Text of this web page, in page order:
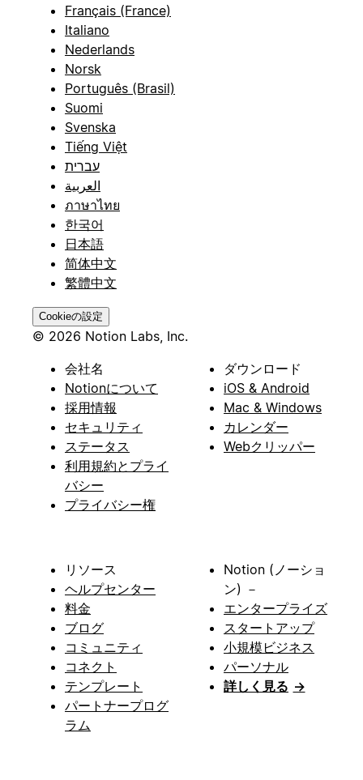
Français (France)
Italiano
Nederlands
Norsk
Português (Brasil)
Suomi
Svenska
Tiếng Việt
עברית
العربية
ภาษาไทย
한국어
日本語
简体中文
繁體中文
Cookieの設定
© 2026 Notion Labs, Inc.
会社名
Notionについて
採用情報
セキュリティ
ステータス
利用規約とプライ
バシー
プライバシー権
ダウンロード
iOS & Android
Mac & Windows
カレンダー
Webクリッパー
リソース
ヘルプセンター
料金
ブログ
コミュニティ
コネクト
テンプレート
パートナープログ
ラム
Notion (ノーショ
ン) －
エンタープライズ
スタートアップ
小規模ビジネス
パーソナル
詳しく見る →